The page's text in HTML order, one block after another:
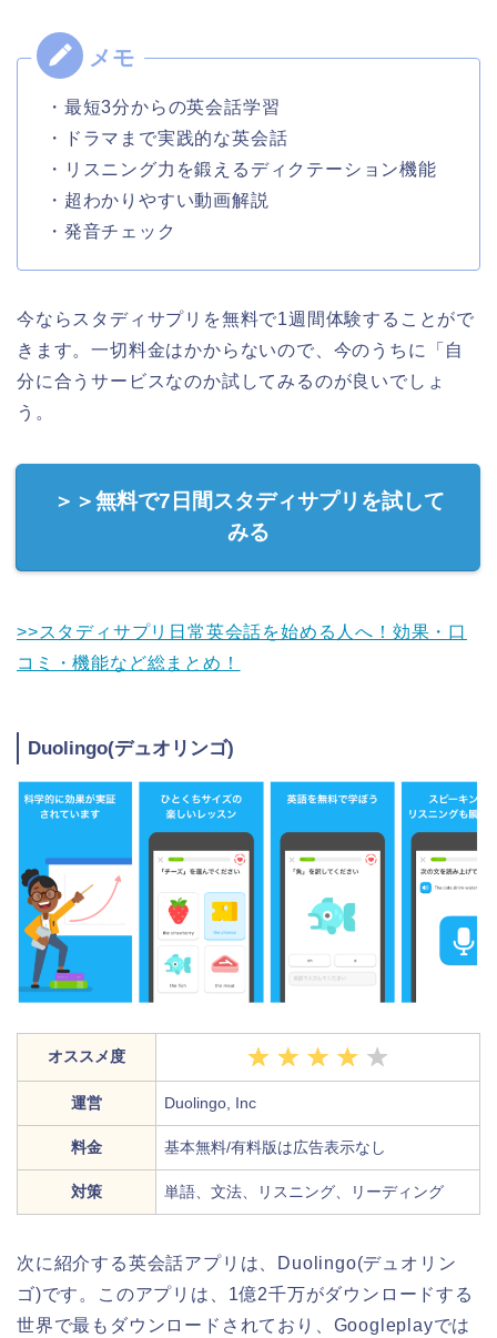
・最短3分からの英会話学習
・ドラマまで実践的な英会話
・リスニング力を鍛えるディクテーション機能
・超わかりやすい動画解説
・発音チェック
今ならスタディサプリを無料で1週間体験することがで
きます。一切料金はかからないので、今のうちに「自
分に合うサービスなのか試してみるのが良いでしょ
う。
＞＞無料で7日間スタディサプリを試して
みる
>>スタディサプリ日常英会話を始める人へ！効果・口
コミ・機能など総まとめ！
Duolingo(デュオリンゴ)
オススメ度
運営 Duolingo, Inc
料金 基本無料/有料版は広告表示なし
対策 単語、文法、リスニング、リーディング
次に紹介する英会話アプリは、Duolingo(デュオリン
ゴ)です。このアプリは、1億2千万がダウンロードする
世界で最もダウンロードされており、Googleplayでは